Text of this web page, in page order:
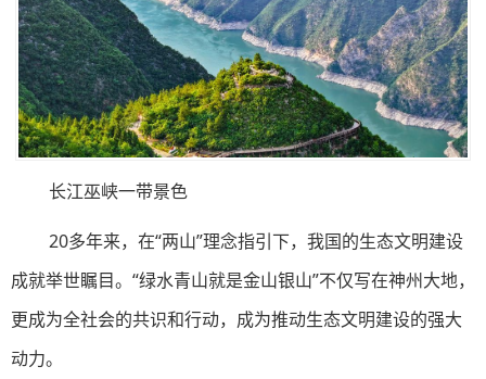
长江巫峡一带景色
20多年来，在“两山”理念指引下，我国的生态文明建设
成就举世瞩目。“绿水青山就是金山银山”不仅写在神州大地，
更成为全社会的共识和行动，成为推动生态文明建设的强大
动力。